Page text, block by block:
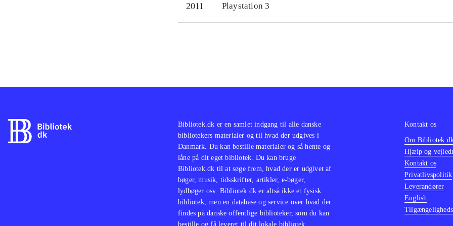
2011 Playstation 3
Bibliotek.dk er en samlet indgang til alle danske
bibliotekers materialer og til hvad der udgives i
Danmark. Du kan bestille materialer og så hente og
låne på dit eget bibliotek. Du kan bruge
Bibliotek.dk til at søge frem, hvad der er udgivet af
bøger, musik, tidsskrifter, artikler, e-bøger,
lydbøger osv. Bibliotek.dk er altså ikke et fysisk
bibliotek, men en database og service over hvad der
findes på danske offentlige biblioteker, som du kan
bestille og få leveret til dit lokale bibliotek.
Kontakt os
Om
Hjælp og
Kontakt os
Privatlivspolitik
Leverandører
English